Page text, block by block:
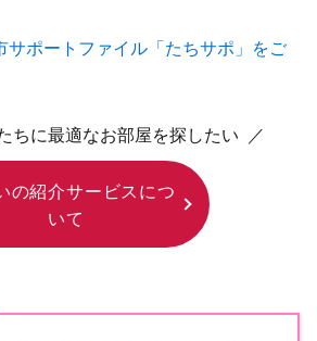
サポートファイル「たちサポ」をご
ちに最適なお部屋を探したい ／
の紹介サービスにつ
いて